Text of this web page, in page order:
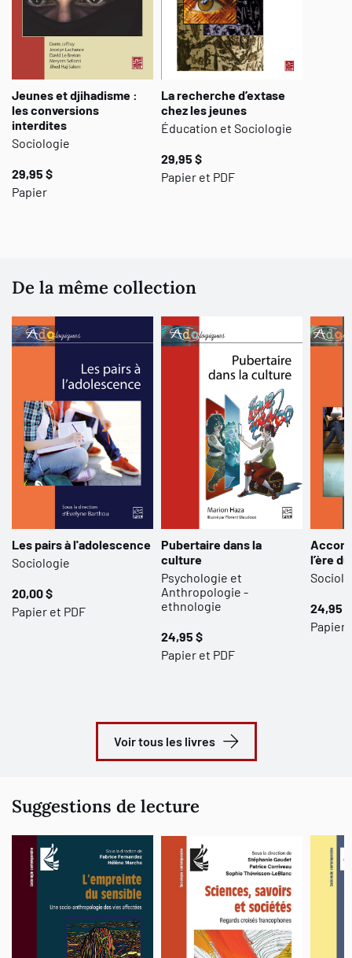
Jeunes et djihadisme :
les conversions
interdites
Sociologie
29,95 $
Papier
La recherche d’extase
chez les jeunes
Éducation et Sociologie
29,95 $
Papier et PDF
De la même collection
Les pairs à l'adolescence
Sociologie
20,00 $
Papier et PDF
Pubertaire dans la
culture
Psychologie et
Anthropologie -
ethnologie
24,95 $
Papier et PDF
l’ère
24,95 $
Papier
Voir tous les livres
Suggestions de lecture